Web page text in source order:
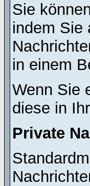
Sie
indem Sie
in einem
Wenn Sie
diese in
Private